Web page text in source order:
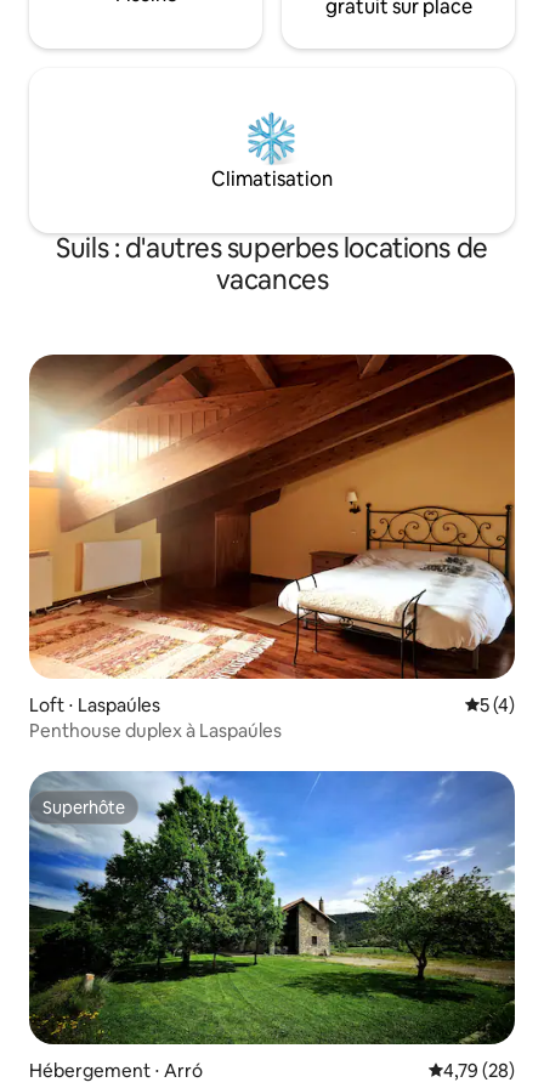
gratuit sur place
Climatisation
Suils : d'autres superbes locations de
vacances
Loft ⋅ Laspaúles
5 (4)
Penthouse duplex à Laspaúles
Superhôte
Superhôte
Hébergement ⋅ Arró Évaluation
4,79 (28)